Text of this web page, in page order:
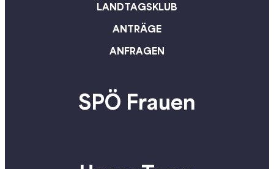
LANDTAGSKLUB
ANTRÄGE
ANFRAGEN
SPÖ Frauen